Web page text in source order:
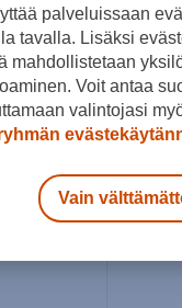
palveluissaan
tavalla. Lisäksi
mahdollistetaan
Voit antaa
valintojasi
Vain